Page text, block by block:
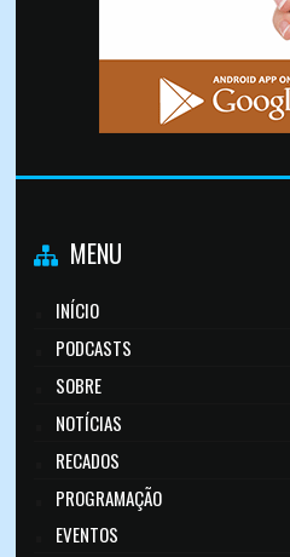
MENU
INÍCIO
PODCASTS
SOBRE
NOTÍCIAS
RECADOS
PROGRAMAÇÃO
EVENTOS